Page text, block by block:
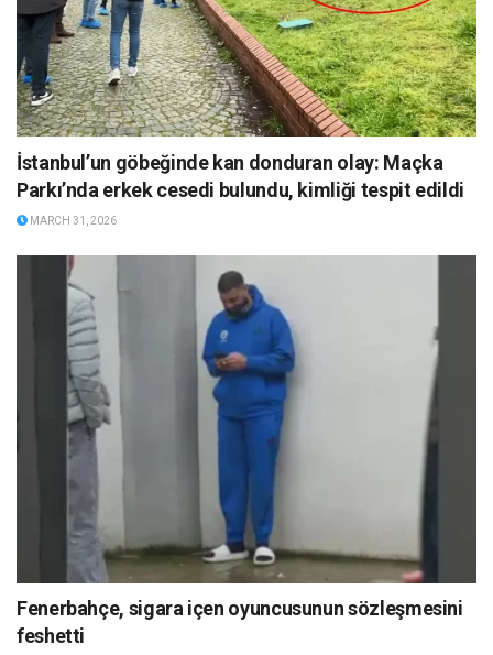
İstanbul’un göbeğinde kan donduran olay: Maçka
Parkı’nda erkek cesedi bulundu, kimliği tespit edildi
MARCH 31, 2026
Fenerbahçe, sigara içen oyuncusunun sözleşmesini
feshetti